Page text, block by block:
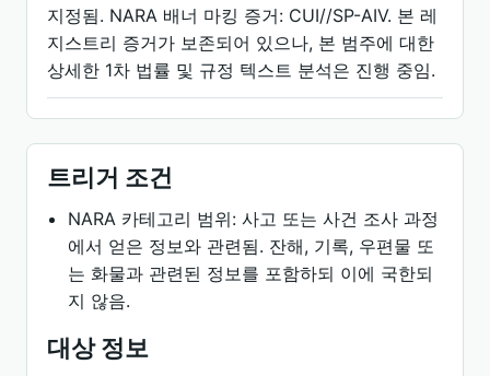
지정됨. NARA 배너 마킹 증거: CUI//SP-AIV. 본 레
지스트리 증거가 보존되어 있으나, 본 범주에 대한
상세한 1차 법률 및 규정 텍스트 분석은 진행 중임.
트리거 조건
NARA 카테고리 범위: 사고 또는 사건 조사 과정
에서 얻은 정보와 관련됨. 잔해, 기록, 우편물 또
는 화물과 관련된 정보를 포함하되 이에 국한되
지 않음.
대상 정보